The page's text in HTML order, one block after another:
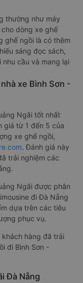
thường như máy
dòng xe ghế
ghế ngồi là có thêm
sáng đọc sách,
cầu và mang lại
xe Bình Sơn -
Ngãi tốt nhất
giá từ 1 đến 5 của
xe ghế ngồi,
. Đánh giá này
trải nghiệm các
Ngãi được phân
đi Đà Nẵng
dựa trên các tiêu
phục vụ.
hàng đã trải
đi Bình Sơn -
Đà Nẵng